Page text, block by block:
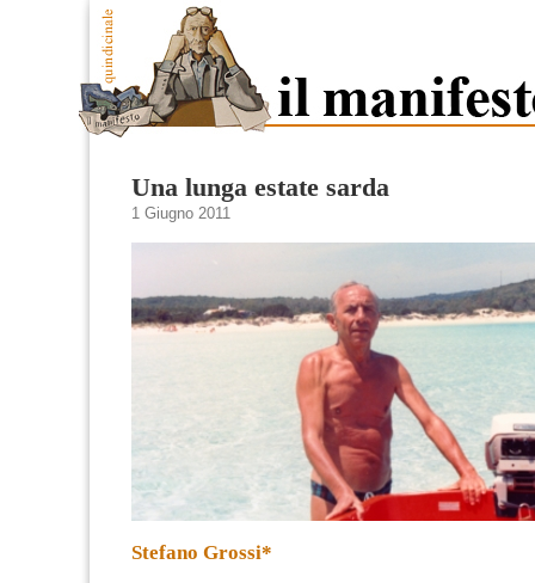
Una lunga estate sarda
1 Giugno 2011
Stefano Grossi*